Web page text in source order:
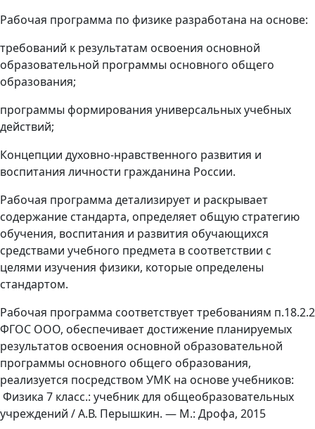
Рабочая программа по физике разработана на основе:
требований к результатам освоения основной
образовательной программы основного общего
образования;
программы формирования универсальных учебных
действий;
Концепции духовно-нравственного развития и
воспитания личности гражданина России.
Рабочая программа детализирует и раскрывает
содержание стандарта, определяет общую стратегию
обучения, воспитания и развития обучающихся
средствами учебного предмета в соответствии с
целями изучения физики, которые определены
стандартом.
Рабочая программа соответствует требованиям п.18.2.2
ФГОС ООО, обеспечивает достижение планируемых
результатов освоения основной образовательной
программы основного общего образования,
реализуется посредством УМК на основе учебников:
Физика 7 класс.: учебник для общеобразовательных
учреждений / А.В. Перышкин. — М.: Дрофа, 2015